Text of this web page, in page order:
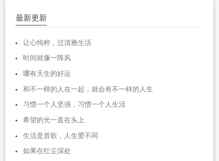
最新更新
让心纯粹，过清雅生活
时间就像一阵风
哪有天生的好运
和不一样的人在一起，就会有不一样的人生
习惯一个人坚强，习惯一个人生活
希望的光一直在头上
生活是首歌，人生爱不同
如果在红尘深处